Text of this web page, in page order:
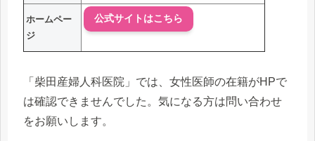
ホームペー
ジ
公式サイトはこちら
「柴田産婦人科医院」では、女性医師の在籍がHPで
は確認できませんでした。気になる方は問い合わせ
をお願いします。